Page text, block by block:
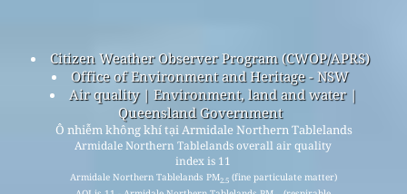
Citizen Weather Observer Program (CWOP/APRS)
Office of Environment and Heritage - NSW
Air quality | Environment, land and water |
Queensland Government
Ô nhiễm không khí tại Armidale Northern Tablelands
Armidale Northern Tablelands overall air quality
index is 11
Armidale Northern Tablelands PM2.5(fine particulate matter)